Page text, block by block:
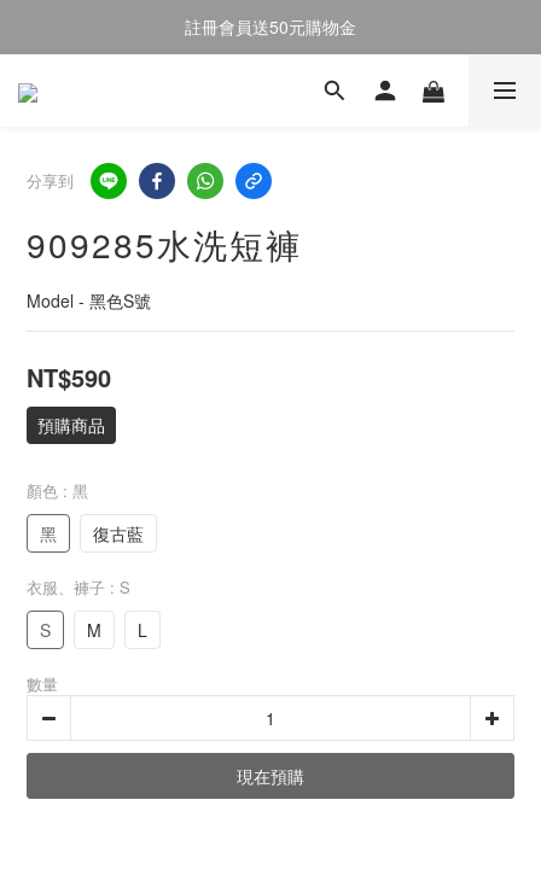
註冊會員送50元購物金
註冊會員送50元購物金
全館消費滿$2000即享免運
分享到
909285水洗短褲
Model - 黑色S號
NT$590
預購商品
顏色 : 黑
黑 復古藍
衣服、褲子 : S
S M L
數量
現在預購